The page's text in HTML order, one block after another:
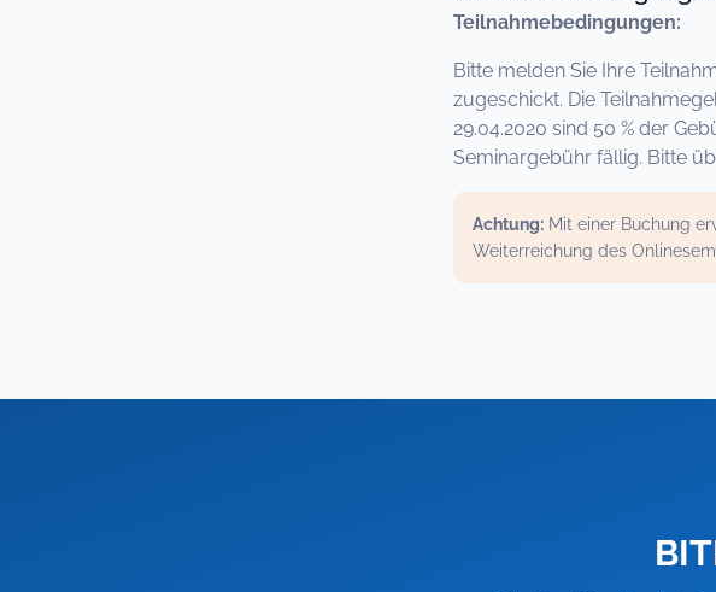
Teilnahmebedingungen:
Bitte melden Sie Ihre
zugeschickt. Die
29.04.2020 sind 50 % der
Seminargebühr fällig. Bitte
Achtung: Mit einer Buchung
Weiterreichung des